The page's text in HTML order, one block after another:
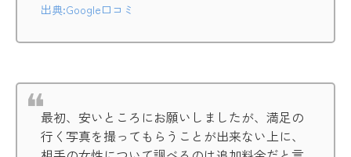
出典:Google口コミ
最初、安いところにお願いしましたが、満足の
行く写真を撮ってもらうことが出来ない上に、